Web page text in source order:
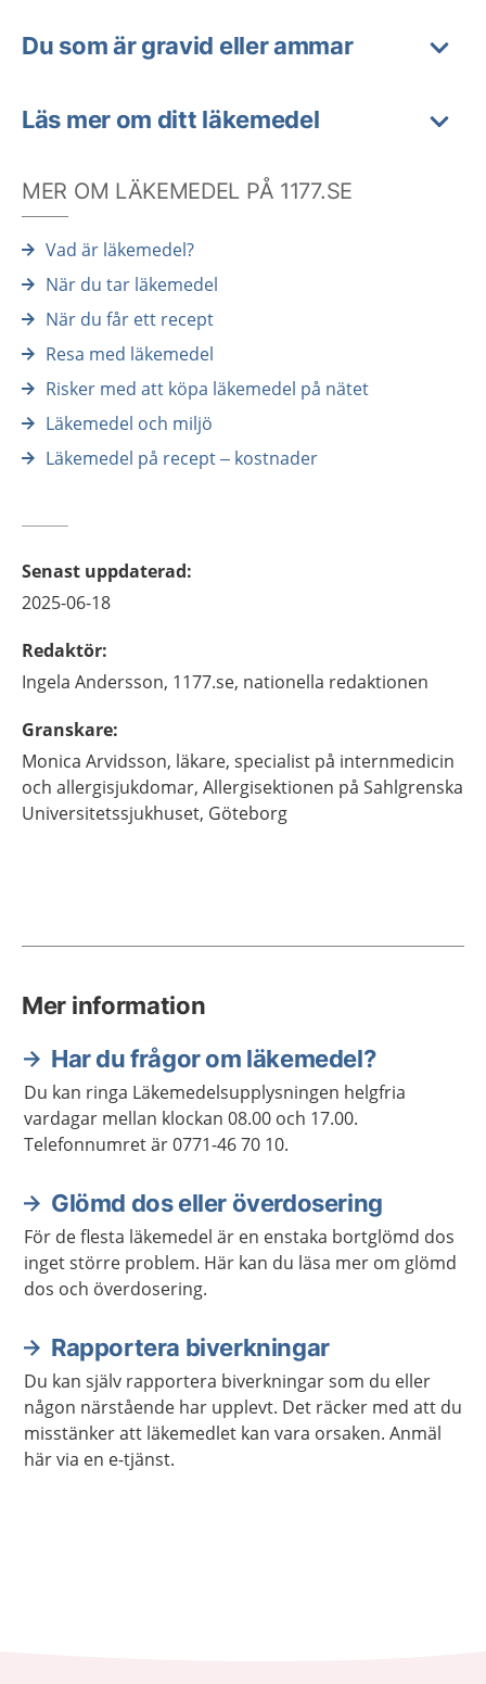
Du som är gravid eller ammar
Läs mer om ditt läkemedel
MER OM LÄKEMEDEL PÅ 1177.SE
Vad är läkemedel?
När du tar läkemedel
När du får ett recept
Resa med läkemedel
Risker med att köpa läkemedel på nätet
Läkemedel och miljö
Läkemedel på recept – kostnader
Senast uppdaterad:
2025-06-18
Redaktör:
Ingela Andersson, 1177.se, nationella redaktionen
Granskare:
Monica Arvidsson, läkare, specialist på internmedicin
och allergisjukdomar, Allergisektionen på Sahlgrenska
Universitetssjukhuset, Göteborg
Mer information
Har du frågor om läkemedel?
Du kan ringa Läkemedelsupplysningen helgfria
vardagar mellan klockan 08.00 och 17.00.
Telefonnumret är 0771-46 70 10.
Glömd dos eller överdosering
För de flesta läkemedel är en enstaka bortglömd dos
inget större problem. Här kan du läsa mer om glömd
dos och överdosering.
Rapportera biverkningar
Du kan själv rapportera biverkningar som du eller
någon närstående har upplevt. Det räcker med att du
misstänker att läkemedlet kan vara orsaken. Anmäl
här via en e-tjänst.